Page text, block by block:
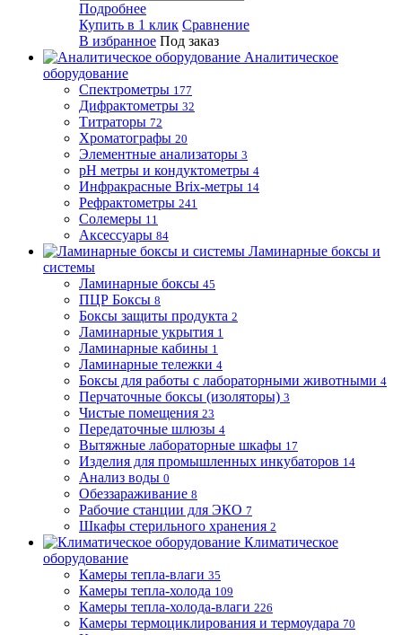
Подробнее
Купить в 1 клик Сравнение
В избранное Под заказ
Аналитическое
оборудование
Спектрометры 177
Дифрактометры 32
Титраторы 72
Хроматографы 20
Элементные анализаторы 3
pH метры и кондуктометры 4
Инфракрасные Brix-метры 14
Рефрактометры 241
Солемеры 11
Аксессуары 84
Ламинарные боксы и
системы
Ламинарные боксы 45
ПЦР Боксы 8
Боксы защиты продукта 2
Ламинарные укрытия 1
Ламинарные кабины 1
Ламинарные тележки 4
Боксы для работы с лабораторными животными 4
Перчаточные боксы (изоляторы) 3
Чистые помещения 23
Передаточные шлюзы 4
Вытяжные лабораторные шкафы 17
Изделия для промышленных инкубаторов 14
Анализ воды 0
Обеззараживание 8
Рабочие станции для ЭКО 7
Шкафы стерильного хранения 2
Климатическое
оборудование
Камеры тепла-влаги 35
Камеры тепла-холода 109
Камеры тепла-холода-влаги 226
Камеры термоциклирования и термоудара 70